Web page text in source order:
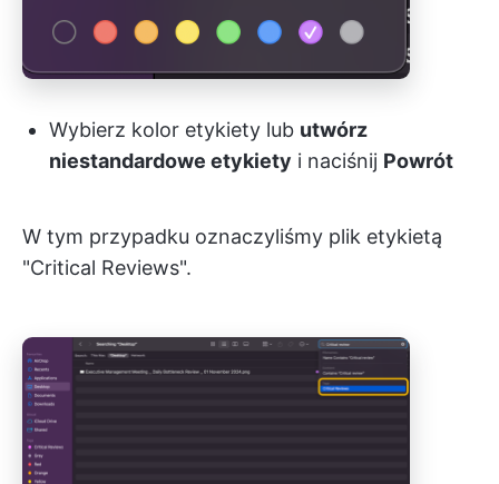
Wybierz kolor etykiety lub utwórz
niestandardowe etykiety i naciśnij Powrót
W tym przypadku oznaczyliśmy plik etykietą
"Critical Reviews".